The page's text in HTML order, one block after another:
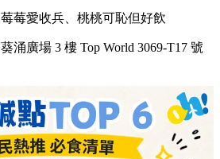
莓莓愛收兵、桃桃可恥但好飲
葵涌廣場 3 樓 Top World 3069-T17 號